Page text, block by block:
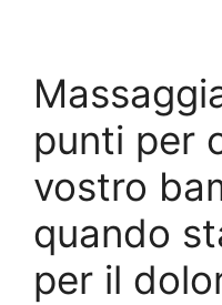
punti per
vostro
quando
per il